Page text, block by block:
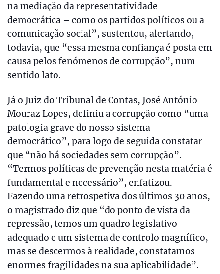
na mediação da representatividade
democrática – como os partidos políticos ou a
comunicação social”, sustentou, alertando,
todavia, que “essa mesma confiança é posta em
causa pelos fenómenos de corrupção”, num
sentido lato.
Já o Juiz do Tribunal de Contas, José António
Mouraz Lopes, definiu a corrupção como “uma
patologia grave do nosso sistema
democrático”, para logo de seguida constatar
que “não há sociedades sem corrupção”.
“Termos políticas de prevenção nesta matéria é
fundamental e necessário”, enfatizou.
Fazendo uma retrospetiva dos últimos 30 anos,
o magistrado diz que “do ponto de vista da
repressão, temos um quadro legislativo
adequado e um sistema de controlo magnífico,
mas se descermos à realidade, constatamos
enormes fragilidades na sua aplicabilidade”.